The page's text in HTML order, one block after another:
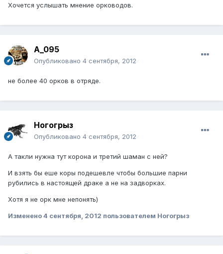
Хочется услышать мнение орководов.
A_095
Опубликовано 4 сентября, 2012
не более 40 орков в отряде.
Ногогрыз
Опубликовано 4 сентября, 2012
А такли нужна тут корона и третий шаман с ней?
И взять бы еше коры подешевле чтобы большие парни
рубились в настоящей драке а не на задворках.
Хотя я не орк мне непонять)
Изменено4 сентября, 2012 пользователем Ногогрыз